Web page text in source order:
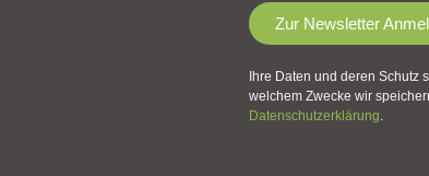
Zur Newsletter
Ihre Daten und deren Schutz
welchem Zwecke wir
Datenschutzerklärung.